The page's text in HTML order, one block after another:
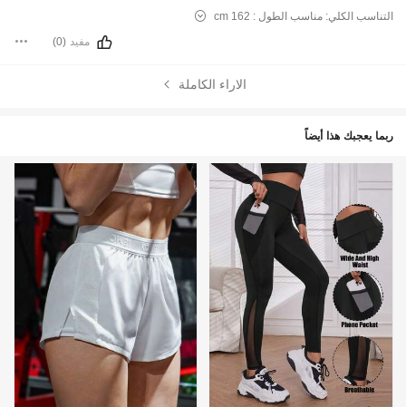
التناسب الكلي:مناسب الطول : 162 cm
مفيد (0)
الاراء الكاملة
ربما يعجبك هذا أيضاً